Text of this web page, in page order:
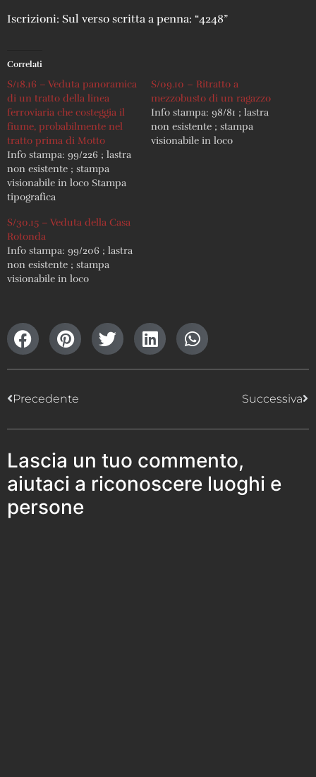
Iscrizioni: Sul verso scritta a penna: “4248”
Correlati
S/18.16 – Veduta panoramica
di un tratto della linea
ferroviaria che costeggia il
fiume, probabilmente nel
tratto prima di Motto
Info stampa: 99/226 ; lastra
non esistente ; stampa
visionabile in loco Stampa
tipografica
S/09.10 – Ritratto a
mezzobusto di un ragazzo
Info stampa: 98/81 ; lastra
non esistente ; stampa
visionabile in loco
S/30.15 – Veduta della Casa
Rotonda
Info stampa: 99/206 ; lastra
non esistente ; stampa
visionabile in loco
Precedente Successiva
Lascia un tuo commento,
aiutaci a riconoscere luoghi e
persone